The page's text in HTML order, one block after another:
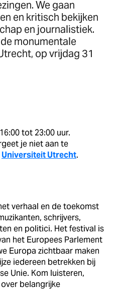
We gaan
en kritisch bekijken
en journalistiek.
monumentale
op vrijdag 31
tot 23:00 uur.
je niet aan te
Universiteit Utrecht.
verhaal en de toekomst
schrijvers,
en politici. Het festival is
het Europees Parlement
Europa zichtbaar maken
iedereen betrekken bij
Unie. Kom luisteren,
belangrijke